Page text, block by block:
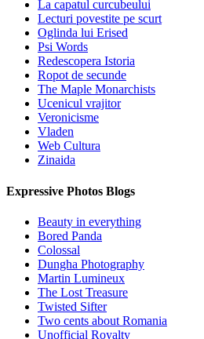
La capatul curcubeului
Lecturi povestite pe scurt
Oglinda lui Erised
Psi Words
Redescopera Istoria
Ropot de secunde
The Maple Monarchists
Ucenicul vrajitor
Veronicisme
Vladen
Web Cultura
Zinaida
Expressive Photos Blogs
Beauty in everything
Bored Panda
Colossal
Dungha Photography
Martin Lumineux
The Lost Treasure
Twisted Sifter
Two cents about Romania
Unofficial Royalty